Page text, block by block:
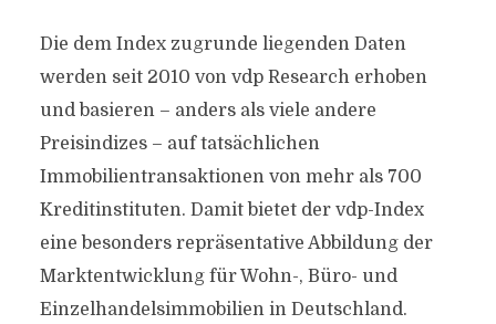
Die dem Index zugrunde liegenden Daten
werden seit 2010 von vdp Research erhoben
und basieren – anders als viele andere
Preisindizes – auf tatsächlichen
Immobilientransaktionen von mehr als 700
Kreditinstituten. Damit bietet der vdp-Index
eine besonders repräsentative Abbildung der
Marktentwicklung für Wohn-, Büro- und
Einzelhandelsimmobilien in Deutschland.